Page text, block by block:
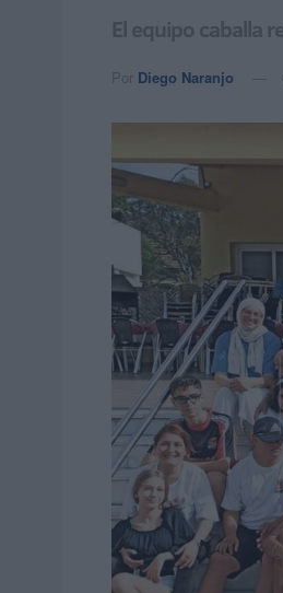
El equipo caballa
Por Diego Naranjo